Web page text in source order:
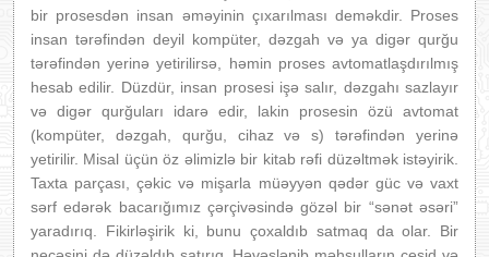
bir prosesdən insan əməyinin çıxarılması deməkdir. Proses
insan tərəfindən deyil kompüter, dəzgah və ya digər qurğu
tərəfindən yerinə yetirilirsə, həmin proses avtomatlaşdırılmış
hesab edilir. Düzdür, insan prosesi işə salır, dəzgahı sazlayır
və digər qurğuları idarə edir, lakin prosesin özü avtomat
(kompüter, dəzgah, qurğu, cihaz və s) tərəfindən yerinə
yetirilir. Misal üçün öz əlimizlə bir kitab rəfi düzəltmək istəyirik.
Taxta parçası, çəkic və mişarla müəyyən qədər güc və vaxt
sərf edərək bacarığımız çərçivəsində gözəl bir “sənət əsəri”
yaradırıq. Fikirləşirik ki, bunu çoxaldıb satmaq da olar. Bir